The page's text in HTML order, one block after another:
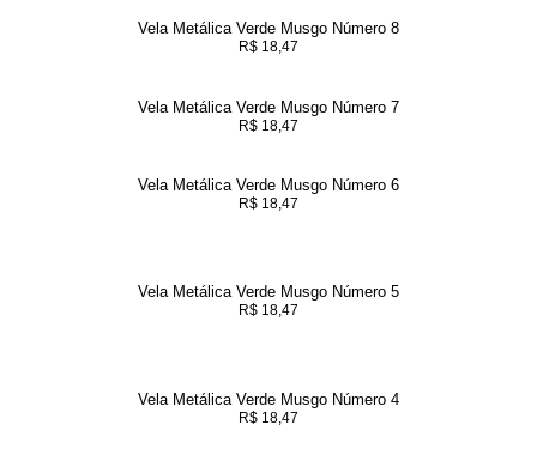
Vela Metálica Verde Musgo Número 8
R$ 18,47
Vela Metálica Verde Musgo Número 7
R$ 18,47
Vela Metálica Verde Musgo Número 6
R$ 18,47
Vela Metálica Verde Musgo Número 5
R$ 18,47
Vela Metálica Verde Musgo Número 4
R$ 18,47